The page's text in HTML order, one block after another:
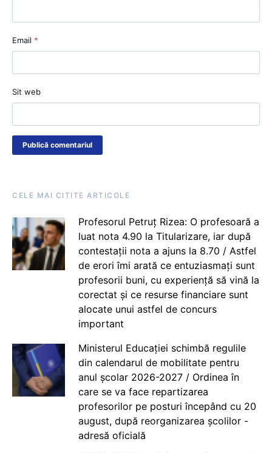
Email *
Sit web
CELE MAI CITITE ARTICOLE
Profesorul Petruț Rizea: O profesoară a
luat nota 4.90 la Titularizare, iar după
contestații nota a ajuns la 8.70 / Astfel
de erori îmi arată ce entuziasmați sunt
profesorii buni, cu experiență să vină la
corectat și ce resurse financiare sunt
alocate unui astfel de concurs
important
Ministerul Educației schimbă regulile
din calendarul de mobilitate pentru
anul școlar 2026-2027 / Ordinea în
care se va face repartizarea
profesorilor pe posturi începând cu 20
august, după reorganizarea școlilor -
adresă oficială